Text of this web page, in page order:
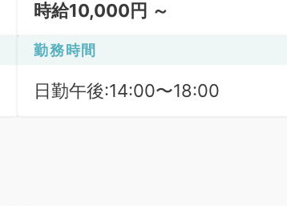
時給10,000円 ～
勤務時間
日勤午後:14:00〜18:00